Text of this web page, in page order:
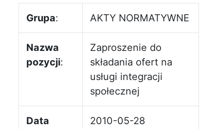
Grupa: AKTY NORMATYWNE
Nazwa
pozycji:
Zaproszenie do
składania ofert na
usługi integracji
społecznej
Data
2010-05-28